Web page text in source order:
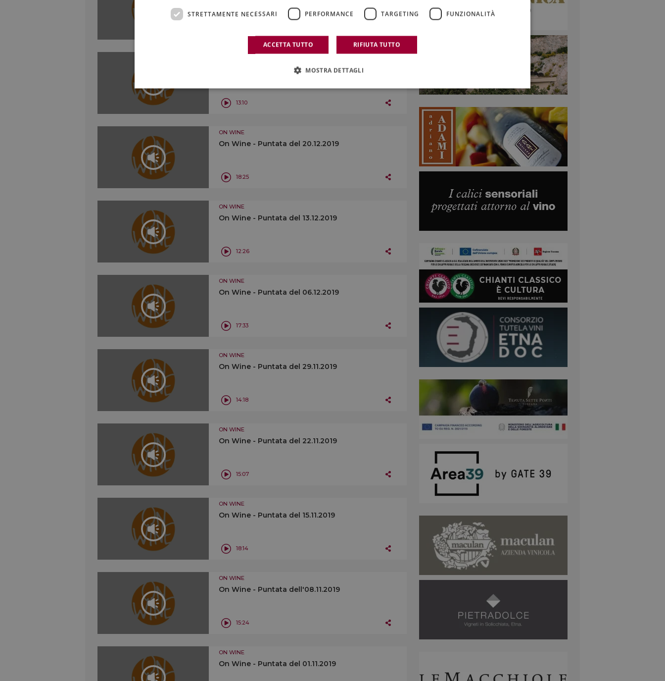
On Wine - Puntata del 27.12.2019
13:10
ON WINE
On Wine - Puntata del 20.12.2019
18:25
ON WINE
On Wine - Puntata del 13.12.2019
12:26
ON WINE
On Wine - Puntata del 06.12.2019
17:33
ON WINE
On Wine - Puntata del 29.11.2019
14:18
ON WINE
On Wine - Puntata del 22.11.2019
15:07
ON WINE
On Wine - Puntata del 15.11.2019
18:14
ON WINE
On Wine - Puntata dell'08.11.2019
15:24
ON WINE
On Wine - Puntata del 01.11.2019
STRETTAMENTE NECESSARI PERFORMANCE TARGETING FUNZIONALITÀ
ACCETTA TUTTO RIFIUTA TUTTO
MOSTRA DETTAGLI